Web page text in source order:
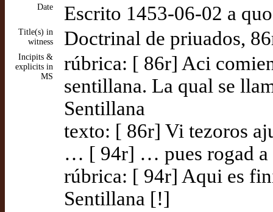
Date Escrito 1453-06-02 a quo
Title(s) in
witness
Doctrinal de priuados,
Incipits &
explicits in
MS
rúbrica: [ 86r] Aci
sentillana. La qual se
Sentillana
texto: [ 86r] Vi tezoros
… [ 94r] … pues rogad a
rúbrica: [ 94r] Aqui es
Sentillana [!]